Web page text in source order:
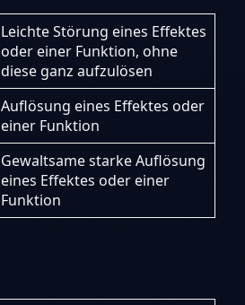
Leichte Störung eines Effektes
oder einer Funktion, ohne
diese ganz aufzulösen
Auflösung eines Effektes oder
einer Funktion
Gewaltsame starke Auflösung
eines Effektes oder einer
Funktion